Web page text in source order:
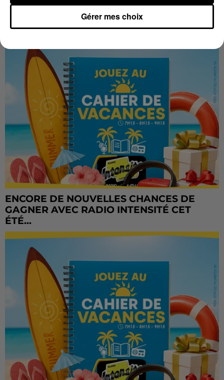
LES VACANCES PASSENT VITE... LES
CADEAUX AUSSI SUR INTENSITÉ !...
ENCORE DE NOUVELLES CHANCES DE
GAGNER AVEC RADIO INTENSITÉ CET
ÉTÉ...
Gérer mes choix